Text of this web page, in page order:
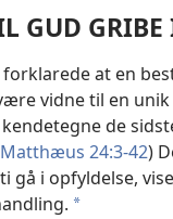
GUD
forklarede at en
vidne til en
de
Matthæus 24:3-42)
gå i opfyldelse,
a